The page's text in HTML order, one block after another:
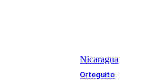
Nicaragua
Orteguito